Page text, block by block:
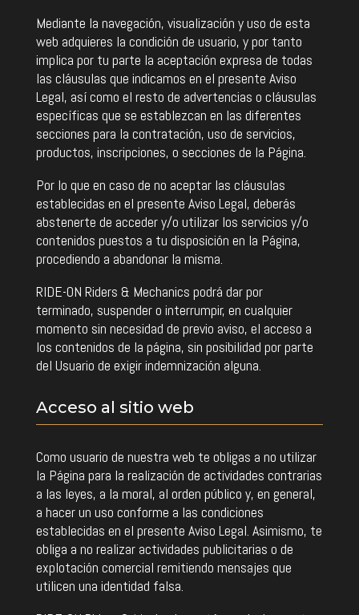
Mediante la navegación, visualización y uso de esta
web adquieres la condición de usuario, y por tanto
implica por tu parte la aceptación expresa de todas
las cláusulas que indicamos en el presente Aviso
Legal, así como el resto de advertencias o cláusulas
específicas que se establezcan en las diferentes
secciones para la contratación, uso de servicios,
productos, inscripciones, o secciones de la Página.
Por lo que en caso de no aceptar las cláusulas
establecidas en el presente Aviso Legal, deberás
abstenerte de acceder y/o utilizar los servicios y/o
contenidos puestos a tu disposición en la Página,
procediendo a abandonar la misma.
RIDE-ON Riders & Mechanics podrá dar por
terminado, suspender o interrumpir, en cualquier
momento sin necesidad de previo aviso, el acceso a
los contenidos de la página, sin posibilidad por parte
del Usuario de exigir indemnización alguna.
Acceso al sitio web
Como usuario de nuestra web te obligas a no utilizar
la Página para la realización de actividades contrarias
a las leyes, a la moral, al orden público y, en general,
a hacer un uso conforme a las condiciones
establecidas en el presente Aviso Legal. Asimismo, te
obliga a no realizar actividades publicitarias o de
explotación comercial remitiendo mensajes que
utilicen una identidad falsa.